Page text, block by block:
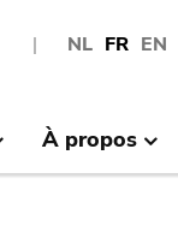
NL FR EN
À propos